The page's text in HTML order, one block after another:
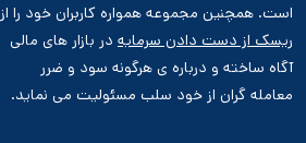
است. همچنین مجموعه همواره کاربران خود را از
ریسک از دست دادن سرمایه در بازار های مالی
آگاه ساخته و درباره ی هرگونه سود و ضرر
معامله گران از خود سلب مسئولیت می نماید.